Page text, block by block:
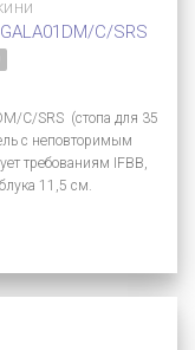
C/SRS
C/SRS (стопа для 35
с неповторимым
требованиям IFBB,
11,5 см.